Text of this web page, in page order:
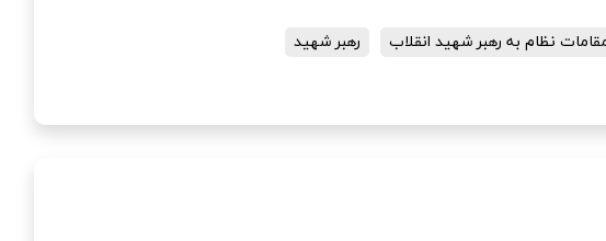
مقامات نظام به رهبر شهید انقلاب رهبر شهید